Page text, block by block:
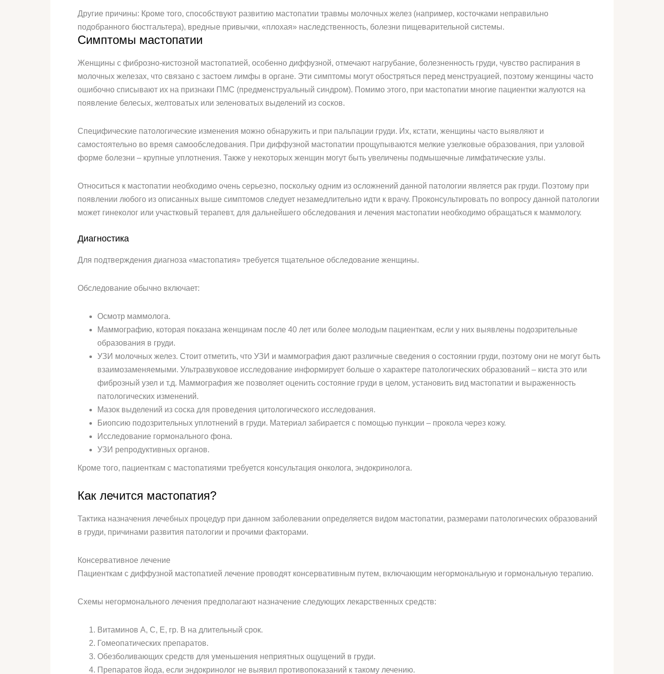
Другие причины: Кроме того, способствуют развитию мастопатии травмы молочных желез (например, косточками неправильно
подобранного бюстгальтера), вредные привычки, «плохая» наследственность, болезни пищеварительной системы.
Симптомы мастопатии
Женщины с фиброзно-кистозной мастопатией, особенно диффузной, отмечают нагрубание, болезненность груди, чувство распирания в
молочных железах, что связано с застоем лимфы в органе. Эти симптомы могут обостряться перед менструацией, поэтому женщины часто
ошибочно списывают их на признаки ПМС (предменструальный синдром). Помимо этого, при мастопатии многие пациентки жалуются на
появление белесых, желтоватых или зеленоватых выделений из сосков.
Специфические патологические изменения можно обнаружить и при пальпации груди. Их, кстати, женщины часто выявляют и
самостоятельно во время самообследования. При диффузной мастопатии прощупываются мелкие узелковые образования, при узловой
форме болезни – крупные уплотнения. Также у некоторых женщин могут быть увеличены подмышечные лимфатические узлы.
Относиться к мастопатии необходимо очень серьезно, поскольку одним из осложнений данной патологии является рак груди. Поэтому при
появлении любого из описанных выше симптомов следует незамедлительно идти к врачу. Проконсультировать по вопросу данной патологии
может гинеколог или участковый терапевт, для дальнейшего обследования и лечения мастопатии необходимо обращаться к маммологу.
Диагностика
Для подтверждения диагноза «мастопатия» требуется тщательное обследование женщины.
Обследование обычно включает:
Осмотр маммолога.
Маммографию, которая показана женщинам после 40 лет или более молодым пациенткам, если у них выявлены подозрительные
образования в груди.
УЗИ молочных желез. Стоит отметить, что УЗИ и маммография дают различные сведения о состоянии груди, поэтому они не могут быть
взаимозаменяемыми. Ультразвуковое исследование информирует больше о характере патологических образований – киста это или
фиброзный узел и т.д. Маммография же позволяет оценить состояние груди в целом, установить вид мастопатии и выраженность
патологических изменений.
Мазок выделений из соска для проведения цитологического исследования.
Биопсию подозрительных уплотнений в груди. Материал забирается с помощью пункции – прокола через кожу.
Исследование гормонального фона.
УЗИ репродуктивных органов.
Кроме того, пациенткам с мастопатиями требуется консультация онколога, эндокринолога.
Как лечится мастопатия?
Тактика назначения лечебных процедур при данном заболевании определяется видом мастопатии, размерами патологических образований
в груди, причинами развития патологии и прочими факторами.
Консервативное лечение
Пациенткам с диффузной мастопатией лечение проводят консервативным путем, включающим негормональную и гормональную терапию.
Схемы негормонального лечения предполагают назначение следующих лекарственных средств:
Витаминов А, С, Е, гр. В на длительный срок.
Гомеопатических препаратов.
Обезболивающих средств для уменьшения неприятных ощущений в груди.
Препаратов йода, если эндокринолог не выявил противопоказаний к такому лечению.